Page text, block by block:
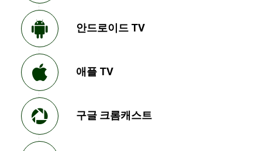
안드로이드 TV
애플 TV
구글 크롬캐스트